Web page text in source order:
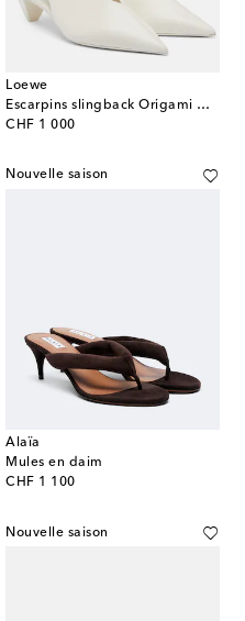
Loewe
Escarpins slingback Origami Cubic en cuir
CHF 1 000
original price
Nouvelle saison
Alaïa
Mules en daim
CHF 1 100
original price
Nouvelle saison